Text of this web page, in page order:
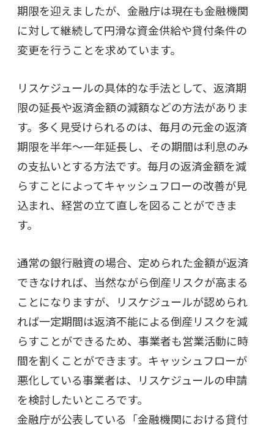
期限を迎えましたが、金融庁は現在も金融機関
に対して継続して円滑な資金供給や貸付条件の
変更を行うことを求めています。
リスケジュールの具体的な手法として、返済期
限の延長や返済金額の減額などの方法がありま
す。多く見受けられるのは、毎月の元金の返済
期限を半年～一年延長し、その期間は利息のみ
の支払いとする方法です。毎月の返済金額を減
らすことによってキャッシュフローの改善が見
込まれ、経営の立て直しを図ることができま
す。
通常の銀行融資の場合、定められた金額が返済
できなければ、当然ながら倒産リスクが高まる
ことになりますが、リスケジュールが認められ
れば一定期間は返済不能による倒産リスクを減
らすことができるため、事業者も営業活動に時
間を割くことができます。キャッシュフローが
悪化している事業者は、リスケジュールの申請
を検討したいところです。
金融庁が公表している「金融機関における貸付